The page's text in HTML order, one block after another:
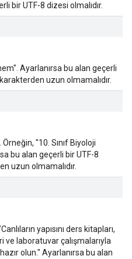
bir UTF-8 dizesi olmalıdır.
Ayarlanırsa bu alan geçerli
uzun olmamalıdır.
"10. Sınıf Biyoloji
bu alan geçerli bir UTF-8
uzun olmamalıdır.
yapısını ders kitapları,
laboratuvar çalışmalarıyla
olun." Ayarlanırsa bu alan